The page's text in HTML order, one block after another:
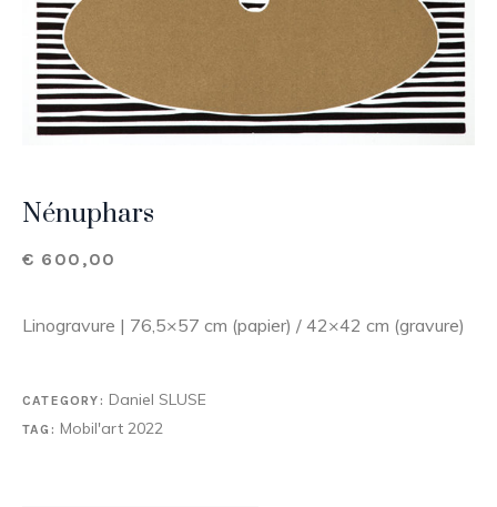
Nénuphars
€ 600,00
Linogravure | 76,5×57 cm (papier) / 42×42 cm (gravure)
CATEGORY: Daniel SLUSE
TAG: Mobil'art 2022